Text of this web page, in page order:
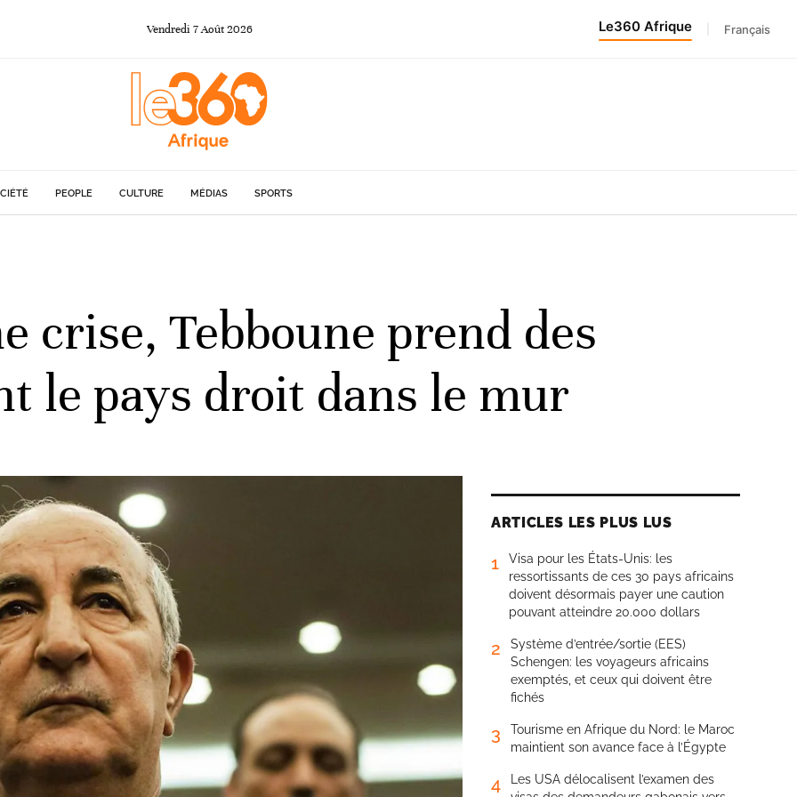
Vendredi 7Août 2026 Le360 Afrique Français
PEOPLE CULTURE MÉDIAS SPORTS
crise, Tebboune prend des
le pays droit dans le mur
ARTICLES LES PLUS LUS
1
Visa pour les États-Unis: les
ressortissants de ces 30 pays africains
doivent désormais payer une caution
pouvant atteindre 20.000 dollars
2
Système d’entrée/sortie (EES)
Schengen: les voyageurs africains
exemptés, et ceux qui doivent être
fichés
3
Tourisme en Afrique du Nord: le Maroc
maintient son avance face à l’Égypte
4
Les USA délocalisent l’examen des